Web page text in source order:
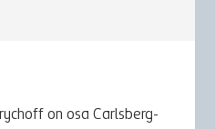
on osa Carlsberg-